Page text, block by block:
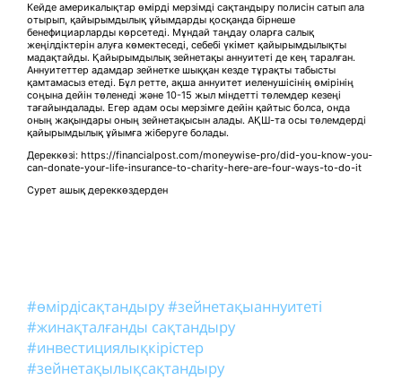
Кейде америкалықтар өмірді мерзімді сақтандыру полисін сатып ала
отырып, қайырымдылық ұйымдарды қосқанда бірнеше
бенефициарларды көрсетеді. Мұндай таңдау оларға салық
жеңілдіктерін алуға көмектеседі, себебі үкімет қайырымдылықты
мадақтайды. Қайырымдылық зейнетақы аннуитеті де кең таралған.
Аннуитеттер адамдар зейнетке шыққан кезде тұрақты табысты
қамтамасыз етеді. Бұл ретте, ақша аннуитет иеленушісінің өмірінің
соңына дейін төленеді және 10-15 жыл міндетті төлемдер кезеңі
тағайындалады. Егер адам осы мерзімге дейін қайтыс болса, онда
оның жақындары оның зейнетақысын алады. АҚШ-та осы төлемдерді
қайырымдылық ұйымға жіберуге болады.
Дереккөзі: https://financialpost.com/moneywise-pro/did-you-know-you-
can-donate-your-life-insurance-to-charity-here-are-four-ways-to-do-it
Сурет ашық дереккөздерден
#өмірдісақтандыру#зейнетақыаннуитеті
#жинақталғанды сақтандыру
#инвестициялықкірістер
#зейнетақылықсақтандыру